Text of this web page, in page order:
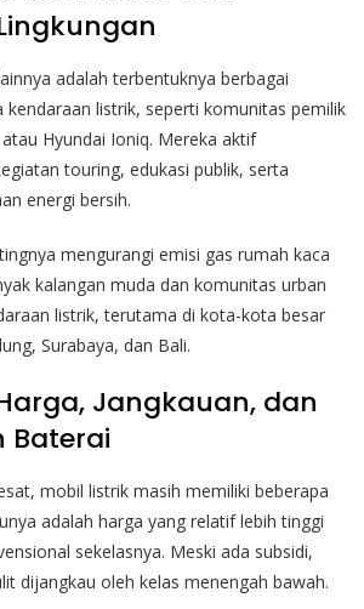
adalah terbentuknya berbagai
kendaraan listrik, seperti komunitas pemilik
atau Hyundai Ioniq. Mereka aktif
touring, edukasi publik, serta
energi bersih.
mengurangi emisi gas rumah kaca
kalangan muda dan komunitas urban
listrik, terutama di kota-kota besar
Surabaya, dan Bali.
Jangkauan, dan
Baterai
mobil listrik masih memiliki beberapa
adalah harga yang relatif lebih tinggi
sekelasnya. Meski ada subsidi,
dijangkau oleh kelas menengah bawah.